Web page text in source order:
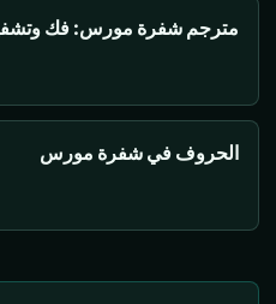
مترجم شفرة مورس: فك
الحروف في شفرة مورس